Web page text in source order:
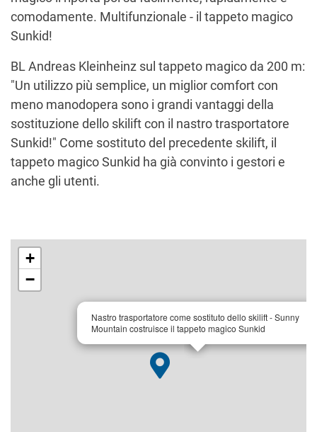
comodamente. Multifunzionale - il tappeto magico
Sunkid!
BL Andreas Kleinheinz sul tappeto magico da 200 m:
"Un utilizzo più semplice, un miglior comfort con
meno manodopera sono i grandi vantaggi della
sostituzione dello skilift con il nastro trasportatore
Sunkid!" Come sostituto del precedente skilift, il
tappeto magico Sunkid ha già convinto i gestori e
anche gli utenti.
Nastro trasportatore come sostituto dello skilift - Sunny
Mountain costruisce il tappeto magico Sunkid
+
−